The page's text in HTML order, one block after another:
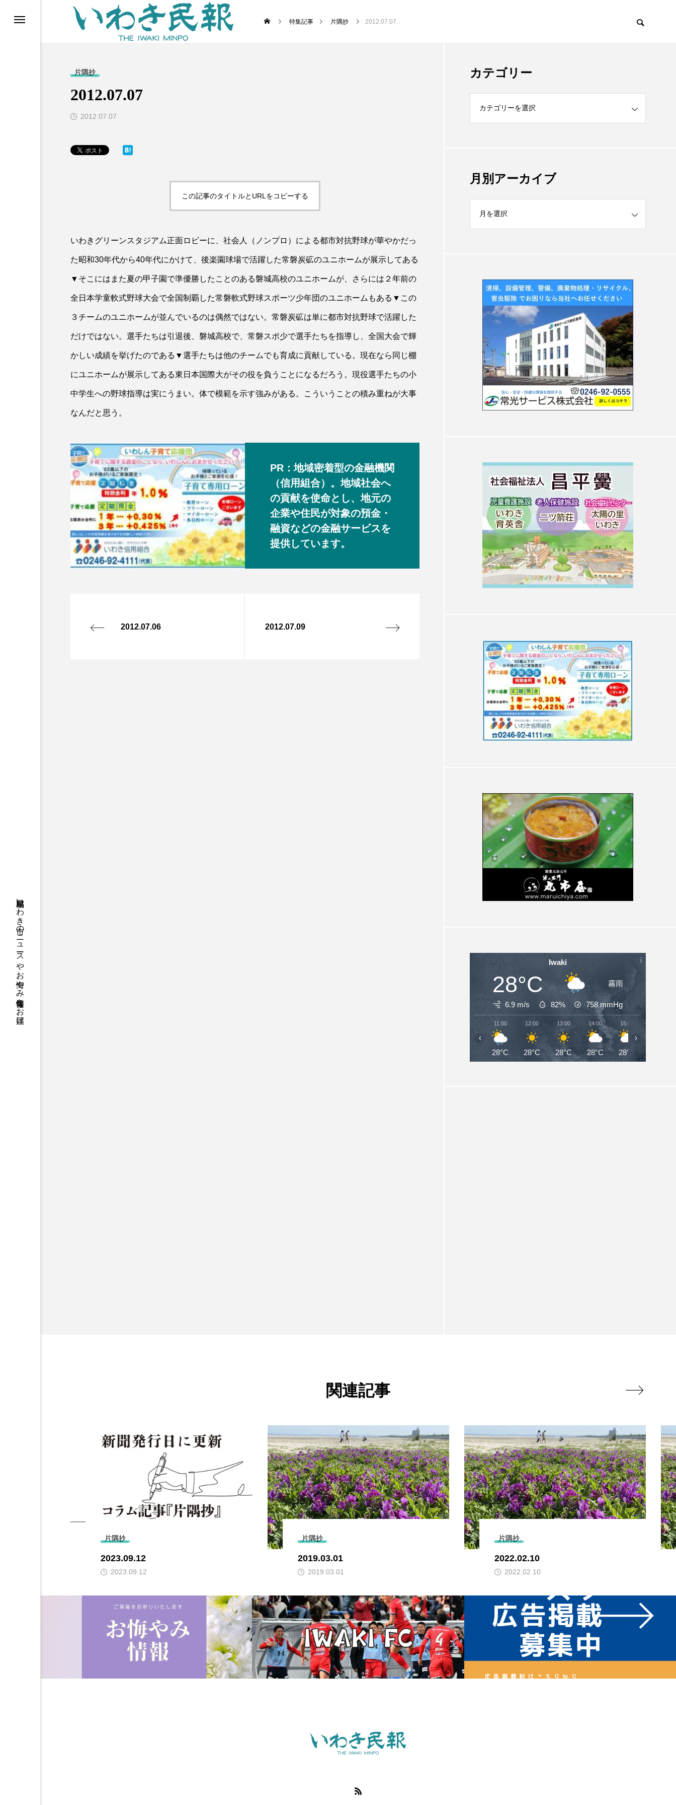
福島県いわき市のニュースやお悔やみ情報等をお届け
特集記事 片隅抄 2012.07.07
片隅抄
2012.07.07
2012.07.07
この記事のタイトルとURLをコピーする
いわきグリーンスタジアム正面ロビーに、社会人（ノンプロ）による都市対抗野球が華やかだっ
た昭和30年代から40年代にかけて、後楽園球場で活躍した常磐炭砿のユニホームが展示してある
▼そこにはまた夏の甲子園で準優勝したことのある磐城高校のユニホームが、さらには２年前の
全日本学童軟式野球大会で全国制覇した常磐軟式野球スポーツ少年団のユニホームもある▼この
３チームのユニホームが並んでいるのは偶然ではない。常磐炭砿は単に都市対抗野球で活躍した
だけではない。選手たちは引退後、磐城高校で、常磐スポ少で選手たちを指導し、全国大会で輝
かしい成績を挙げたのである▼選手たちは他のチームでも育成に貢献している。現在なら同じ棚
にユニホームが展示してある東日本国際大がその役を負うことになるだろう。現役選手たちの小
中学生への野球指導は実にうまい。体で模範を示す強みがある。こういうことの積み重ねが大事
なんだと思う。
PR：地域密着型の金融機関
（信用組合）。地域社会へ
の貢献を使命とし、地元の
企業や住民が対象の預金・
融資などの金融サービスを
提供しています。
2012.07.06 2012.07.09
カテゴリー
月別アーカイブ
Iwaki
28°C 霧雨
6.9 m/s 82% 758mmHg
11:00
28°C
12:00
28°C
13:00
28°C
14:00
28°C
15:00
28°C
‹ ›
関連記事
片隅抄
2023.09.12
2023.09.12
片隅抄
2019.03.01
2019.03.01
片隅抄
2022.02.10
2022.02.10
